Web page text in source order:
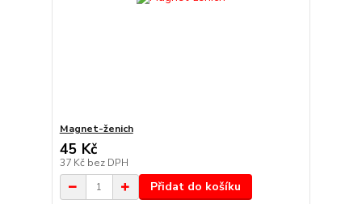
Magnet-ženich
45 Kč
37 Kč bez DPH
Přidat do košíku